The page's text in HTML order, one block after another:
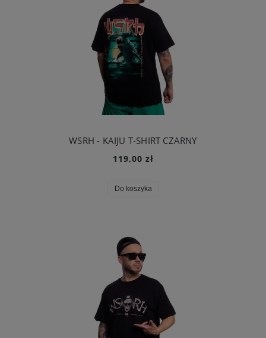
WSRH - KAIJU T-SHIRT CZARNY
119,00 zł
Do koszyka